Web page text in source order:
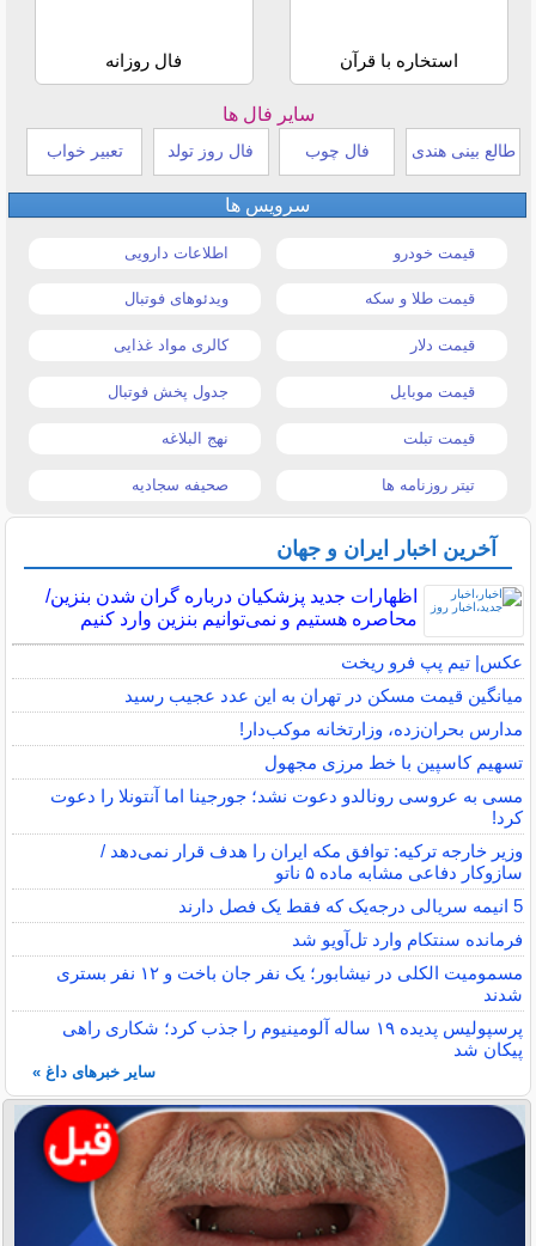
استخاره با قرآن فال روزانه
سایر فال ها
طالع بینی هندی فال چوب فال روز تولد تعبیر خواب
سرویس ها
قیمت خودرو اطلاعات دارویی
قیمت طلا و سکه ویدئوهای فوتبال
قیمت دلار کالری مواد غذایی
قیمت موبایل جدول پخش فوتبال
قیمت تبلت نهج البلاغه
تیتر روزنامه ها صحیفه سجادیه
آخرین اخبار ایران و جهان
اظهارات جدید پزشکیان درباره گران شدن بنزین/
محاصره هستیم و نمی‌توانیم بنزین وارد کنیم
عکس| تیم پپ فرو ریخت
میانگین قیمت مسکن در تهران به این عدد عجیب رسید
مدارس بحران‌زده، وزارتخانه موکب‌دار!
تسهیم کاسپین با خط مرزی مجهول
مسی به عروسی رونالدو دعوت نشد؛ جورجینا اما آنتونلا را دعوت
کرد!
وزیر خارجه ترکیه: توافق مکه ایران را هدف قرار نمی‌دهد /
سازوکار دفاعی مشابه ماده ۵ ناتو
5 انیمه سریالی درجه‌یک که فقط یک فصل دارند
فرمانده سنتکام وارد تل‌آویو شد
مسمومیت الکلی در نیشابور؛ یک نفر جان باخت و ۱۲ نفر بستری
شدند
پرسپولیس پدیده ۱۹ ساله آلومینیوم را جذب کرد؛ شکاری راهی
پیکان شد
سایر خبرهای داغ »